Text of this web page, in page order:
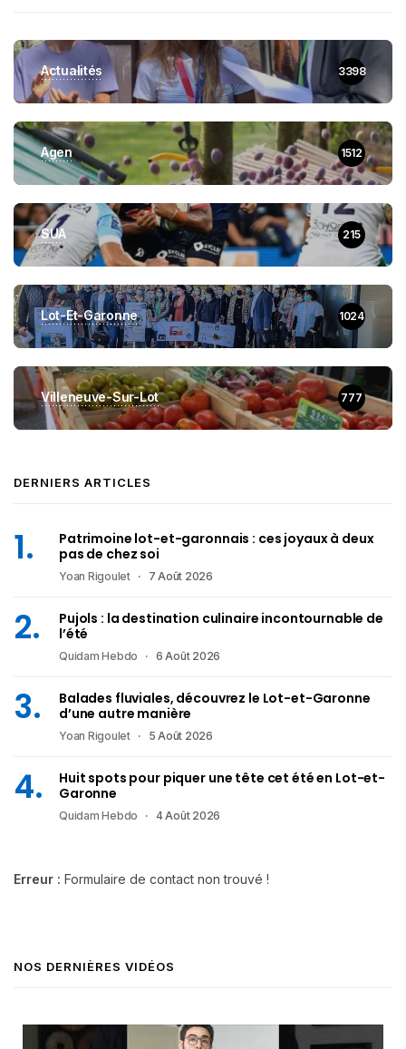
Actualités 3398
Agen 1512
SUA 215
Lot-Et-Garonne 1024
Villeneuve-Sur-Lot 777
DERNIERS ARTICLES
Patrimoine lot-et-garonnais : ces joyaux à deux
pas de chez soi
Yoan Rigoulet 7 Août 2026
Pujols : la destination culinaire incontournable de
l’été
Quidam Hebdo 6 Août 2026
Balades fluviales, découvrez le Lot-et-Garonne
d’une autre manière
Yoan Rigoulet 5 Août 2026
Huit spots pour piquer une tête cet été en Lot-et-
Garonne
Quidam Hebdo 4 Août 2026
Erreur : Formulaire de contact non trouvé !
NOS DERNIÈRES VIDÉOS